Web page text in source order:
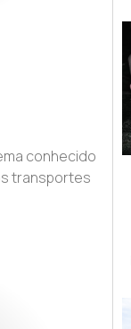
conhecido
transportes